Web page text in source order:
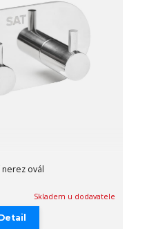
ovál
Skladem u dodavatele